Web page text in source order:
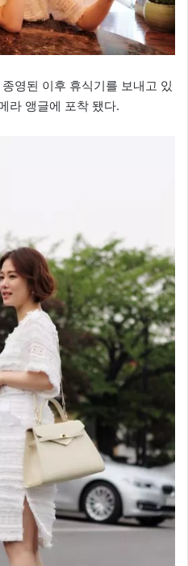
영된 이후 휴식기를 보내고 있
라 앵글에 포착 됐다.